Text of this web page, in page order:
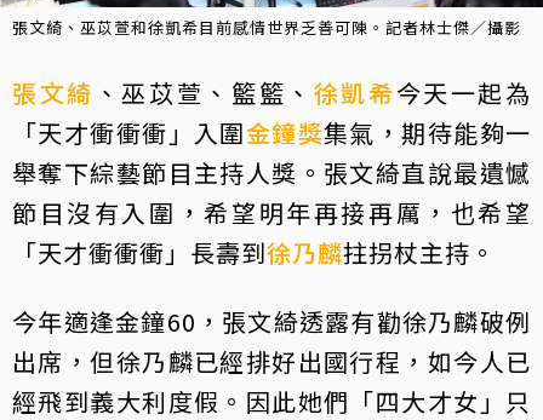
張文綺、巫苡萱和徐凱希目前感情世界乏善可陳。記者林士傑／攝影
張文綺 、巫苡萱、籃籃、 徐凱希今天一起為
「天才衝衝衝」入圍金鐘獎集氣，期待能夠一
舉奪下綜藝節目主持人獎。張文綺直說最遺憾
節目沒有入圍，希望明年再接再厲，也希望
「天才衝衝衝」長壽到徐乃麟拄拐杖主持。
今年適逢金鐘60，張文綺透露有勸徐乃麟破例
出席，但徐乃麟已經排好出國行程，如今人已
經飛到義大利度假。因此她們「四大才女」只